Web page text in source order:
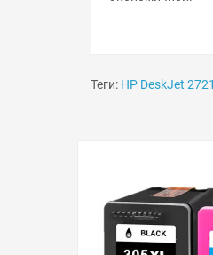
Теги: HP DeskJet 2721